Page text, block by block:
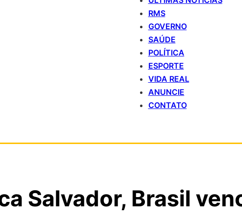
RMS
GOVERNO
SAÚDE
POLÍTICA
ESPORTE
VIDA REAL
ANUNCIE
CONTATO
Salvador, Brasil